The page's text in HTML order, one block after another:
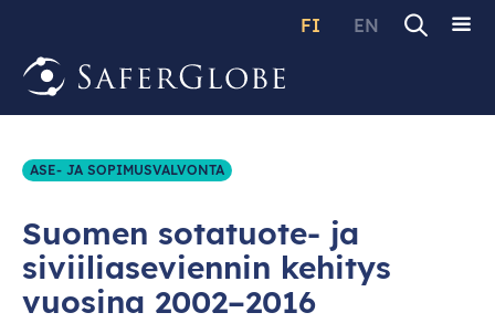
FI EN
ASE- JA SOPIMUSVALVONTA
Suomen sotatuote- ja
siviiliaseviennin kehitys
vuosina 2002–2016